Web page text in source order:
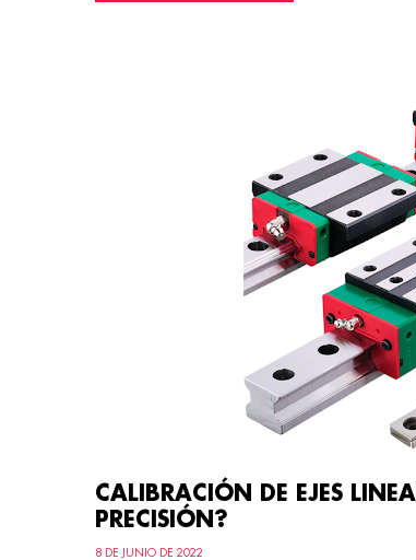
CALIBRACIÓN DE EJES
PRECISIÓN?
8 DE JUNIO DE 2022